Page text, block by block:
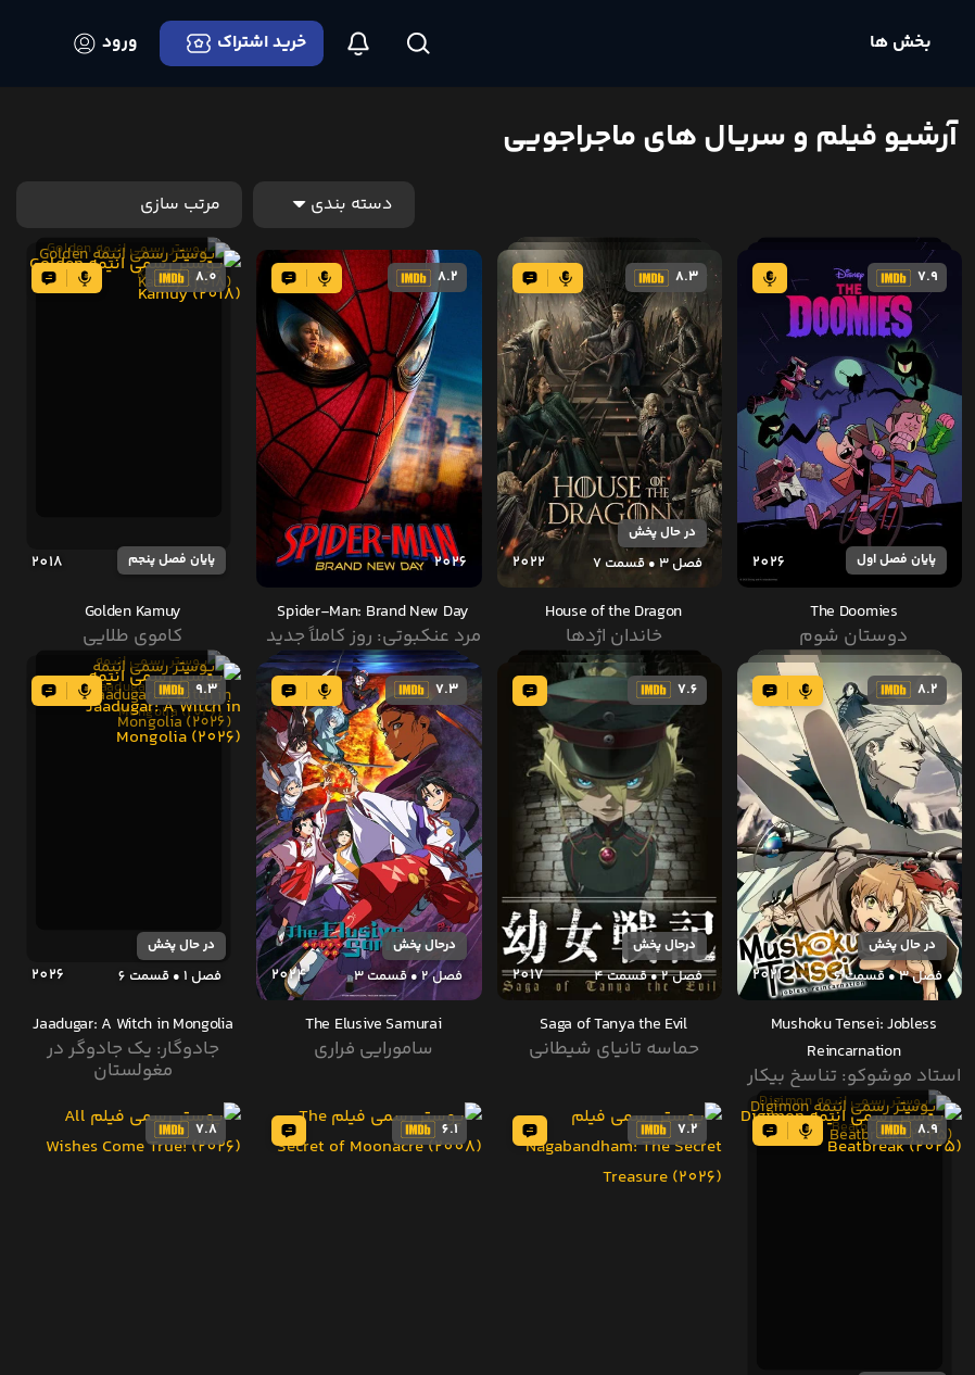
بخش ها خرید اشتراک ورود
آرشیو فیلم و سریال های ماجراجویی
7.9
پایان فصل اول 2026
The Doomies
دوستان شوم
8.3
در حال پخش
فصل 3 • قسمت 7 2022
House of the Dragon
خاندان اژدها
8.2
2026
Spider-Man: Brand New Day
مرد عنکبوتی: روز کاملاً جدید
8.0
پایان فصل پنجم 2018
Golden Kamuy
کاموی طلایی
8.2
در حال پخش
فصل 3 • قسمت 6 2021
Mushoku Tensei: Jobless
Reincarnation
استاد موشوکو: تناسخ بیکار
7.6
درحال پخش
فصل 2 • قسمت 4 2017
Saga of Tanya the Evil
حماسه تانیای شیطانی
7.3
درحال پخش
فصل 2 • قسمت 3 2024
The Elusive Samurai
سامورایی فراری
9.3
در حال پخش
فصل 1 • قسمت 6 2026
Jaadugar: A Witch in Mongolia
جادوگار: یک جادوگر در
مغولستان
8.9
7.2
6.1
7.8